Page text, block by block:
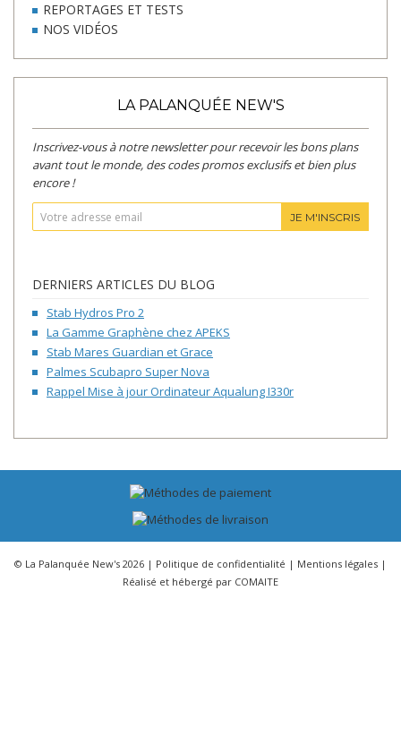
REPORTAGES ET TESTS
NOS VIDÉOS
LA PALANQUÉE NEW'S
Inscrivez-vous à notre newsletter pour recevoir les bons plans
avant tout le monde, des codes promos exclusifs et bien plus
encore !
JE M'INSCRIS
DERNIERS ARTICLES DU BLOG
Stab Hydros Pro 2
La Gamme Graphène chez APEKS
Stab Mares Guardian et Grace
Palmes Scubapro Super Nova
Rappel Mise à jour Ordinateur Aqualung I330r
© La Palanquée New's 2026 | Politique de confidentialité | Mentions légales |
Réalisé et hébergé par COMAITE